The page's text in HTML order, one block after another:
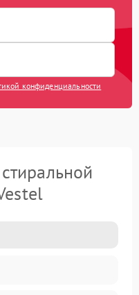
конфиденциальности